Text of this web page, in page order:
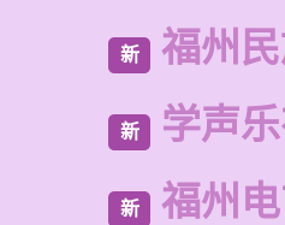
新 福州
新 学声
新 福州